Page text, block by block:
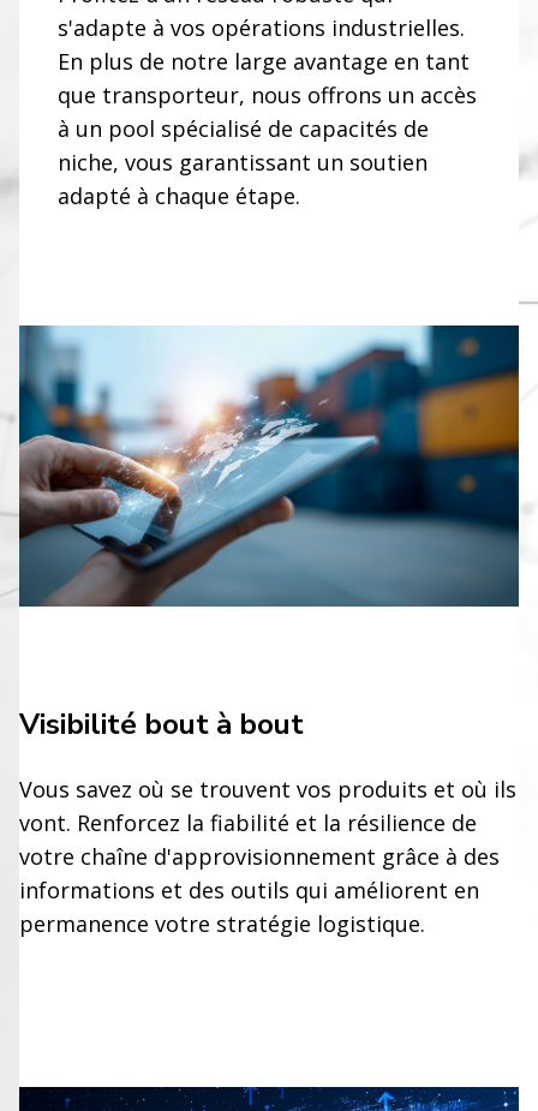
s'adapte à vos opérations industrielles.
En plus de notre large avantage en tant
que transporteur, nous offrons un accès
à un pool spécialisé de capacités de
niche, vous garantissant un soutien
adapté à chaque étape.
Visibilité bout à bout
Vous savez où se trouvent vos produits et où ils
vont. Renforcez la fiabilité et la résilience de
votre chaîne d'approvisionnement grâce à des
informations et des outils qui améliorent en
permanence votre stratégie logistique.